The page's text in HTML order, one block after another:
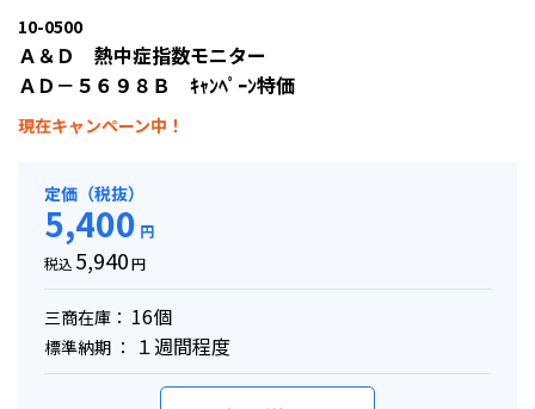
10-0500
Ａ＆Ｄ 熱中症指数モニター
ＡＤ－５６９８Ｂ ｷｬﾝﾍﾟｰﾝ特価
現在キャンペーン中！
定価（税抜）
5,400 円
税込 5,940円
三商在庫： 16個
標準納期 ： １週間程度